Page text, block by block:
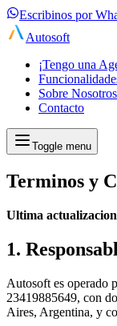
Escribinos por
Autosoft
¡Tengo una
Sobre Nosotros
Contacto
Toggle menu
Terminos y
Ultima
1.
Autosoft es operado
23419885649, con
Aires, Argentina, y